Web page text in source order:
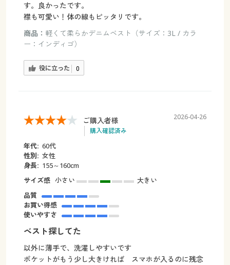
す。良かったです。
襟も可愛い！体の線もピッタリです。
商品： 軽くて柔らかデニムベスト（サイズ：3L / カラ
ー：インディゴ）
役に立った 0
ご購入者様
購入確認済み
2026-04-26
年代: 60代
性別: 女性
身長: 155～160cm
サイズ感 小さい
大きい
品質
お買い得感
使いやすさ
ベスト探してた
以外に薄手で、洗濯しやすいです
ポケットがもう少し大きければ スマホが入るのに残念